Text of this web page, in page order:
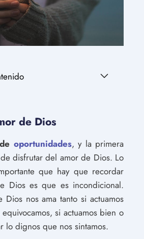
de Dios
oportunidades, y la primera
disfrutar del amor de Dios. Lo
que hay que recordar
Dios es que es incondicional.
Dios nos ama tanto si actuamos
si actuamos bien o
lo dignos que nos sintamos.